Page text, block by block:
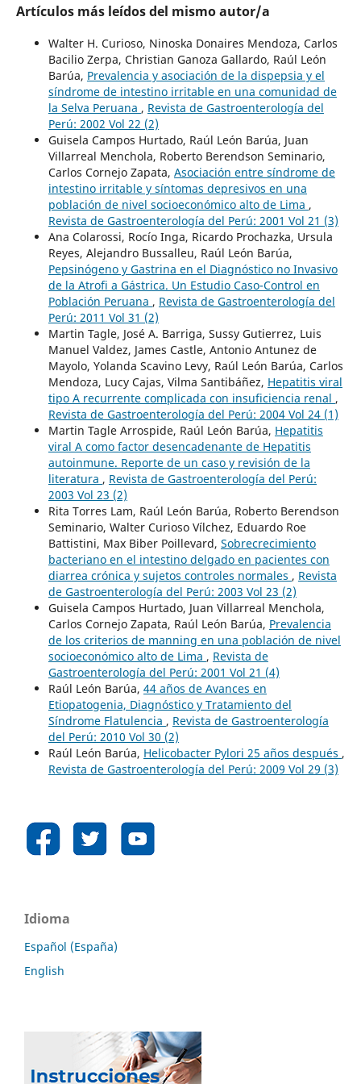
Artículos más leídos del mismo autor/a
Walter H. Curioso, Ninoska Donaires Mendoza, Carlos
Bacilio Zerpa, Christian Ganoza Gallardo, Raúl León
Barúa, Prevalencia y asociación de la dispepsia y el
síndrome de intestino irritable en una comunidad de
la Selva Peruana , Revista de Gastroenterología del
Perú: 2002 Vol 22 (2)
Guisela Campos Hurtado, Raúl León Barúa, Juan
Villarreal Menchola, Roberto Berendson Seminario,
Carlos Cornejo Zapata, Asociación entre síndrome de
intestino irritable y síntomas depresivos en una
población de nivel socioeconómico alto de Lima ,
Revista de Gastroenterología del Perú: 2001 Vol 21 (3)
Ana Colarossi, Rocío Inga, Ricardo Prochazka, Ursula
Reyes, Alejandro Bussalleu, Raúl León Barúa,
Pepsinógeno y Gastrina en el Diagnóstico no Invasivo
de la Atrofi a Gástrica. Un Estudio Caso-Control en
Población Peruana , Revista de Gastroenterología del
Perú: 2011 Vol 31 (2)
Martin Tagle, José A. Barriga, Sussy Gutierrez, Luis
Manuel Valdez, James Castle, Antonio Antunez de
Mayolo, Yolanda Scavino Levy, Raúl León Barúa, Carlos
Mendoza, Lucy Cajas, Vilma Santibáñez, Hepatitis viral
tipo A recurrente complicada con insuficiencia renal ,
Revista de Gastroenterología del Perú: 2004 Vol 24 (1)
Martin Tagle Arrospide, Raúl León Barúa, Hepatitis
viral A como factor desencadenante de Hepatitis
autoinmune. Reporte de un caso y revisión de la
literatura , Revista de Gastroenterología del Perú:
2003 Vol 23 (2)
Rita Torres Lam, Raúl León Barúa, Roberto Berendson
Seminario, Walter Curioso Vílchez, Eduardo Roe
Battistini, Max Biber Poillevard, Sobrecrecimiento
bacteriano en el intestino delgado en pacientes con
diarrea crónica y sujetos controles normales , Revista
de Gastroenterología del Perú: 2003 Vol 23 (2)
Guisela Campos Hurtado, Juan Villarreal Menchola,
Carlos Cornejo Zapata, Raúl León Barúa, Prevalencia
de los criterios de manning en una población de nivel
socioeconómico alto de Lima , Revista de
Gastroenterología del Perú: 2001 Vol 21 (4)
Raúl León Barúa, 44 años de Avances en
Etiopatogenia, Diagnóstico y Tratamiento del
Síndrome Flatulencia , Revista de Gastroenterología
del Perú: 2010 Vol 30 (2)
Raúl León Barúa, Helicobacter Pylori 25 años después ,
Revista de Gastroenterología del Perú: 2009 Vol 29 (3)
Idioma
Español (España)
English